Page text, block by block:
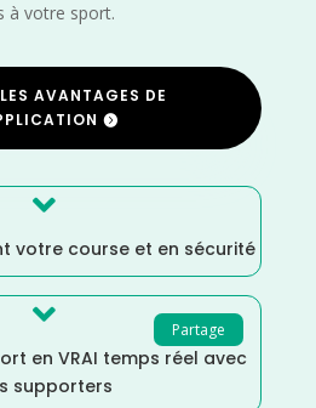
à votre sport.
AVANTAGES DE

votre course et en sécurité
Partage

en VRAI temps réel avec
supporters